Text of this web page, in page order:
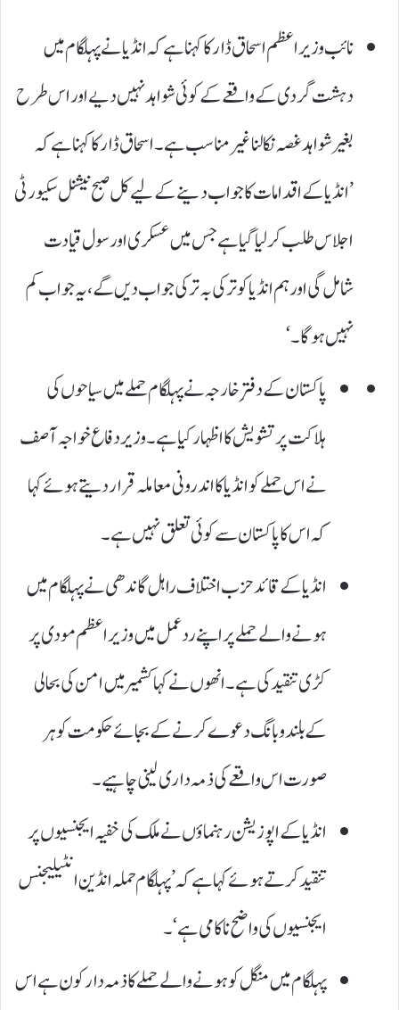
نائب وزیراعظم اسحاق ڈار کا کہنا ہے کہ انڈیا نے پہلگام میں
دہشت گردی کے واقعے کے کوئی شواہد نہیں دیے اور اس طرح
بغیر شواہد غصہ نکالنا غیر مناسب ہے۔ اسحاق ڈار کا کہنا ہے کہ
’انڈیا کے اقدامات کا جواب دینے کے لیے کل صبح نیشنل سکیورٹی
اجلاس طلب کر لیا گیا ہے جس میں عسکری اور سول قیادت
شامل گی اور ہم انڈیا کو ترکی بہ ترکی جواب دیں گے، یہ جواب کم
نہیں ہو گا۔‘
پاکستان کے دفترِ خارجہ نے پہلگام حملے میں سیاحوں کی
ہلاکت پر تشویش کا اظہار کیا ہے۔ وزیر دفاع خواجہ آصف
نے اس حملے کو انڈیا کا اندرونی معاملہ قرار دیتے ہوئے کہا
کہ اس کا پاکستان سے کوئی تعلق نہیں ہے۔
انڈیا کے قائد حزب اختلاف راہل گاندھی نے پہلگام میں
ہونے والے حملے پر اپنے ردعمل میں وزیراعظم مودی پر
کڑی تنقید کی ہے۔ انھوں نے کہا کشمیر میں امن کی بحالی
کے بلند و بانگ دعوے کرنے کے بجائے حکومت کو ہر
صورت اس واقعے کی ذمہ داری لینی چاہیے۔
انڈیا کے اپوزیشن رہنماؤں نے ملک کی خفیہ ایجنسیوں پر
تنقید کرتے ہوئے کہا ہے کہ ’پہلگام حملہ انڈین انٹیلیجنس
ایجنسیوں کی واضح ناکامی ہے‘۔
پہلگام میں منگل کو ہونے والےحملے کا ذمہ دار کون ہے اس